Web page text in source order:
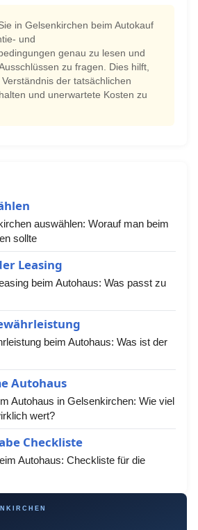
in Gelsenkirchen beim Autokauf
und
genau zu lesen und
zu fragen. Dies hilft,
der tatsächlichen
und unerwartete Kosten zu
auswählen: Worauf man beim
sollte
Leasing
beim Autohaus: Was passt zu
beim Autohaus: Was ist der
Autohaus
Autohaus in Gelsenkirchen: Wie viel
wert?
Checkliste
Autohaus: Checkliste für die